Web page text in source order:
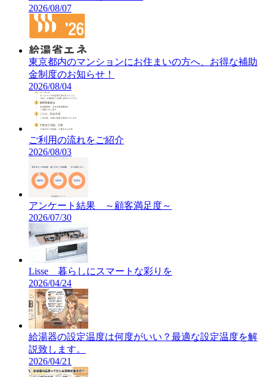
2026/08/07
東京都内のマンションにお住まいの方へ、お得な補助
金制度のお知らせ！
2026/08/04
ご利用の流れをご紹介
2026/08/03
アンケート結果 ～顧客満足度～
2026/07/30
Lisse 暮らしにスマートな彩りを
2026/04/24
給湯器の設定温度は何度がいい？最適な設定温度を解
説致します。
2026/04/21